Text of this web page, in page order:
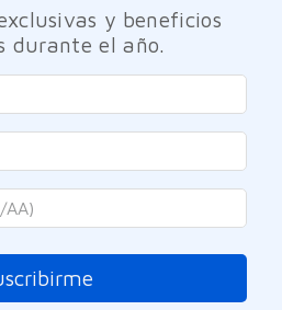
2 en 1 Loreal Paris
Tono 260
y beneficios
durante el año.